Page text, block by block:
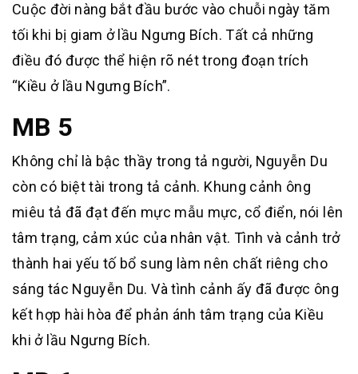
Cuộc đời nàng bắt đầu bước vào chuỗi ngày tăm
tối khi bị giam ở lầu Ngưng Bích. Tất cả những
điều đó được thể hiện rõ nét trong đoạn trích
“Kiều ở lầu Ngưng Bích”.
MB 5
Không chỉ là bậc thầy trong tả người, Nguyễn Du
còn có biệt tài trong tả cảnh. Khung cảnh ông
miêu tả đã đạt đến mực mẫu mực, cổ điển, nói lên
tâm trạng, cảm xúc của nhân vật. Tình và cảnh trở
thành hai yếu tố bổ sung làm nên chất riêng cho
sáng tác Nguyễn Du. Và tình cảnh ấy đã được ông
kết hợp hài hòa để phản ánh tâm trạng của Kiều
khi ở lầu Ngưng Bích.